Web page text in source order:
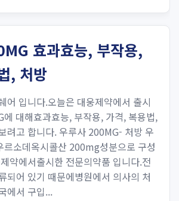
효과효능, 부작용,
, 처방
어 입니다.오늘은 대웅제약에서 출시
대해효과효능, 부작용, 가격, 복용법,
려고 합니다. 우루사 200MG- 처방 우
르소데옥시콜산 200mg성분으로 구성
약에서출시한 전문의약품 입니다.전
되어 있기 때문에병원에서 의사의 처
에서 구입...